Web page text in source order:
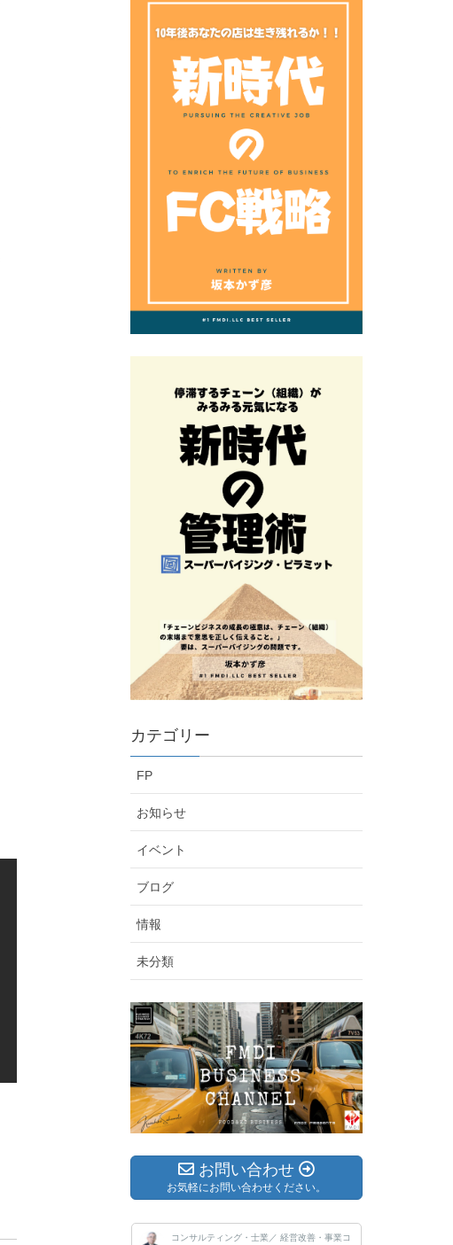
カテゴリー
FP
お知らせ
イベント
ブログ
情報
未分類
お問い合わせ
お気軽にお問い合わせください。